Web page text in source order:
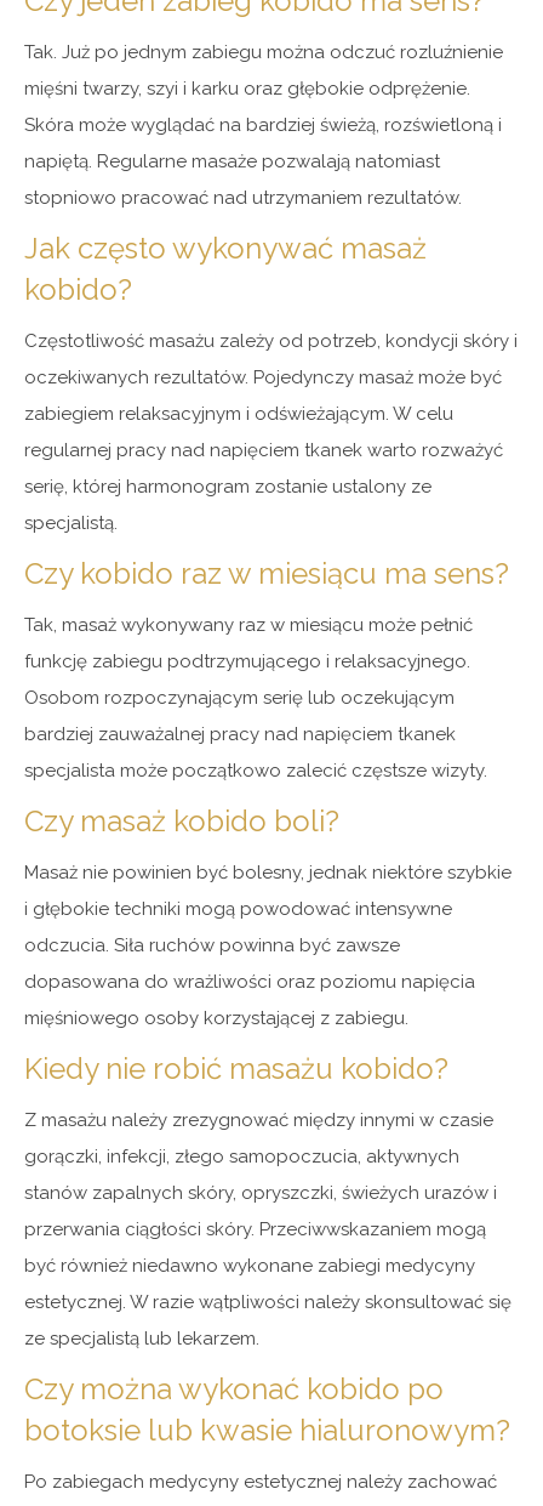
Tak. Już po jednym zabiegu można odczuć rozluźnienie
mięśni twarzy, szyi i karku oraz głębokie odprężenie.
Skóra może wyglądać na bardziej świeżą, rozświetloną i
napiętą. Regularne masaże pozwalają natomiast
stopniowo pracować nad utrzymaniem rezultatów.
Jak często wykonywać masaż
kobido?
Częstotliwość masażu zależy od potrzeb, kondycji skóry i
oczekiwanych rezultatów. Pojedynczy masaż może być
zabiegiem relaksacyjnym i odświeżającym. W celu
regularnej pracy nad napięciem tkanek warto rozważyć
serię, której harmonogram zostanie ustalony ze
specjalistą.
Czy kobido raz w miesiącu ma sens?
Tak, masaż wykonywany raz w miesiącu może pełnić
funkcję zabiegu podtrzymującego i relaksacyjnego.
Osobom rozpoczynającym serię lub oczekującym
bardziej zauważalnej pracy nad napięciem tkanek
specjalista może początkowo zalecić częstsze wizyty.
Czy masaż kobido boli?
Masaż nie powinien być bolesny, jednak niektóre szybkie
i głębokie techniki mogą powodować intensywne
odczucia. Siła ruchów powinna być zawsze
dopasowana do wrażliwości oraz poziomu napięcia
mięśniowego osoby korzystającej z zabiegu.
Kiedy nie robić masażu kobido?
Z masażu należy zrezygnować między innymi w czasie
gorączki, infekcji, złego samopoczucia, aktywnych
stanów zapalnych skóry, opryszczki, świeżych urazów i
przerwania ciągłości skóry. Przeciwwskazaniem mogą
być również niedawno wykonane zabiegi medycyny
estetycznej. W razie wątpliwości należy skonsultować się
ze specjalistą lub lekarzem.
Czy można wykonać kobido po
botoksie lub kwasie hialuronowym?
Po zabiegach medycyny estetycznej należy zachować